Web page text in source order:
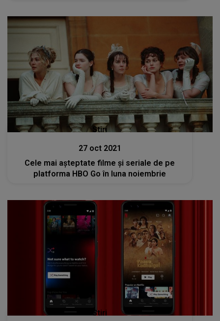
Stiri
27 oct 2021
Cele mai așteptate filme și seriale de pe
platforma HBO Go în luna noiembrie
Stiri